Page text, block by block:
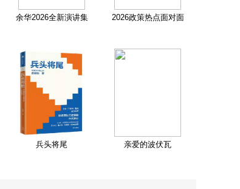
余华2026全新演讲集 2026政策热点面对面
兵头将尾 亲爱的波伏瓦